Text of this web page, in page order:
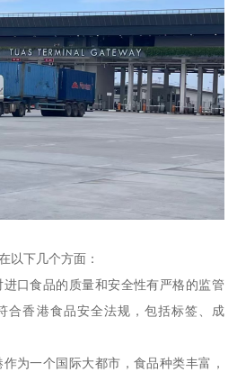
以下几个方面：
口食品的质量和安全性有严格的监管
合香港食品安全法规，包括标签、成
为一个国际大都市，食品种类丰富，